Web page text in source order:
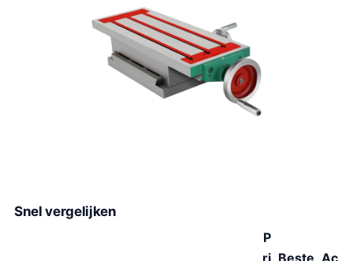
Snel vergelijken
P
ri Beste Ac